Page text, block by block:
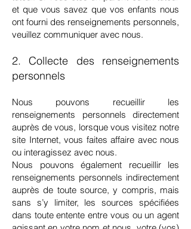
et que vous savez que vos enfants nous
ont fourni des renseignements personnels,
veuillez communiquer avec nous.
2. Collecte des renseignements
personnels
Nous pouvons recueillir les
renseignements personnels directement
auprès de vous, lorsque vous visitez notre
site Internet, vous faites affaire avec nous
ou interagissez avec nous.
Nous pouvons également recueillir les
renseignements personnels indirectement
auprès de toute source, y compris, mais
sans s’y limiter, les sources spécifiées
dans toute entente entre vous ou un agent